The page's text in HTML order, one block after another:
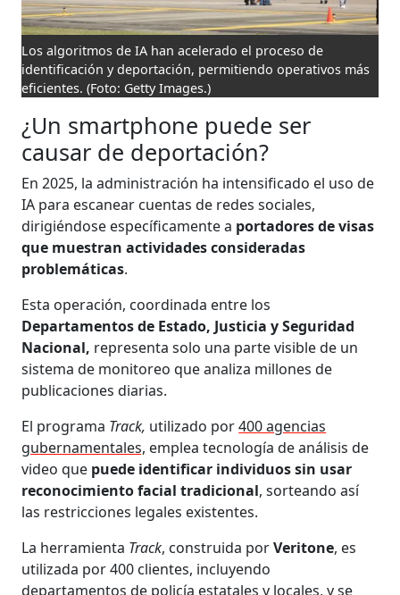
Los algoritmos de IA han acelerado el proceso de
identificación y deportación, permitiendo operativos más
eficientes.(Foto: Getty Images.)
¿Un smartphone puede ser
causar de deportación?
En 2025, la administración ha intensificado el uso de
IA para escanear cuentas de redes sociales,
dirigiéndose específicamente a portadores de visas
que muestran actividades consideradas
problemáticas.
Esta operación, coordinada entre los
Departamentos de Estado, Justicia y Seguridad
Nacional, representa solo una parte visible de un
sistema de monitoreo que analiza millones de
publicaciones diarias.
El programa Track, utilizado por400 agencias
gubernamentales, emplea tecnología de análisis de
video que puede identificar individuos sin usar
reconocimiento facial tradicional, sorteando así
las restricciones legales existentes.
La herramienta Track, construida porVeritone, es
utilizada por 400 clientes, incluyendo
departamentos de policía estatales y locales, y se